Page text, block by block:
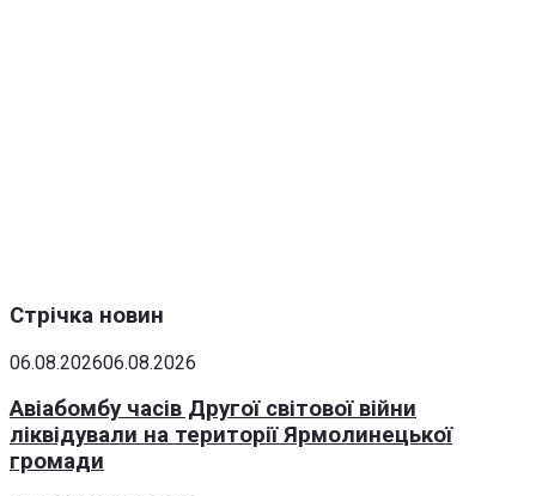
Стрічка новин
06.08.202606.08.2026
Авіабомбу часів Другої світової війни
ліквідували на території Ярмолинецької
громади